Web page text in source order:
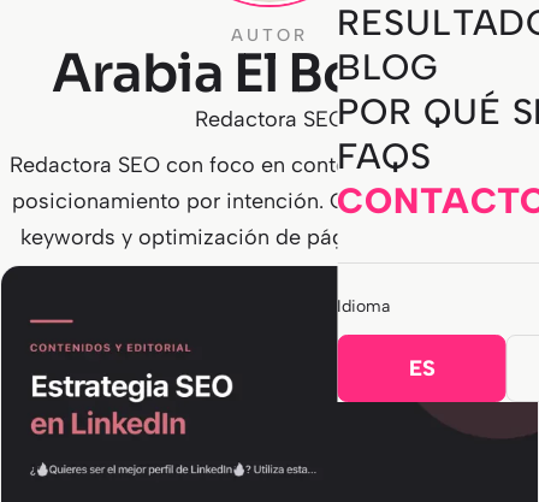
BLOG
POR QUÉ
FAQS
Idioma
ES
AUTOR
Arabia El Bouhmi
Redactora SEO
Redactora SEO con foco en contenidos editoriales y
posicionamiento por intención. Cubre estrategia de
keywords y optimización de páginas comerciales.